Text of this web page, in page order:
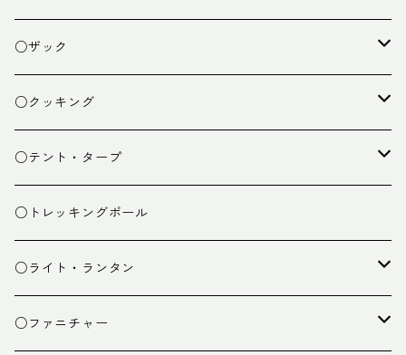
○ザック
ザック
スタッフバッグ
ザック小物
○クッキング
クッカー
バーナー
カトラリー
クッキング小物
○テント・タープ
テント
タープ
ペグ・ハンマー・小物
○トレッキングポール
○ライト・ランタン
ライト
○ファニチャー